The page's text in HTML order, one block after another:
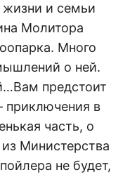
жизни и семьи
Молитора
Много
о ней.
предстоит
приключения в
часть, о
из Министерства
не будет,